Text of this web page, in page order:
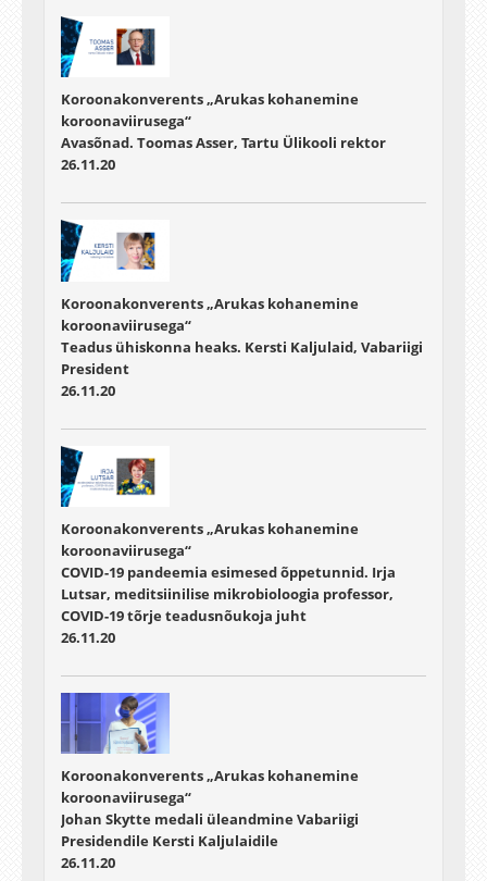
Koroonakonverents „Arukas kohanemine
koroonaviirusega“
Avasõnad. Toomas Asser, Tartu Ülikooli rektor
26.11.20
Koroonakonverents „Arukas kohanemine
koroonaviirusega“
Teadus ühiskonna heaks. Kersti Kaljulaid, Vabariigi
President
26.11.20
Koroonakonverents „Arukas kohanemine
koroonaviirusega“
COVID-19 pandeemia esimesed õppetunnid. Irja
Lutsar, meditsiinilise mikrobioloogia professor,
COVID-19 tõrje teadusnõukoja juht
26.11.20
Koroonakonverents „Arukas kohanemine
koroonaviirusega“
Johan Skytte medali üleandmine Vabariigi
Presidendile Kersti Kaljulaidile
26.11.20